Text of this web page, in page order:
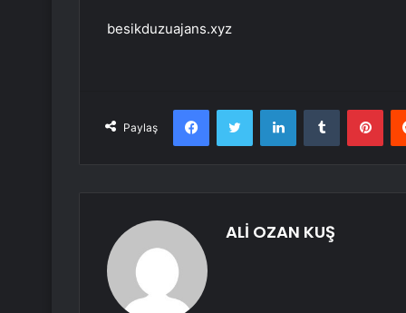
besikduzuajans.xyz
Paylaş
FacebookTwitter LinkedInTumblr
ALİ OZAN KUŞ